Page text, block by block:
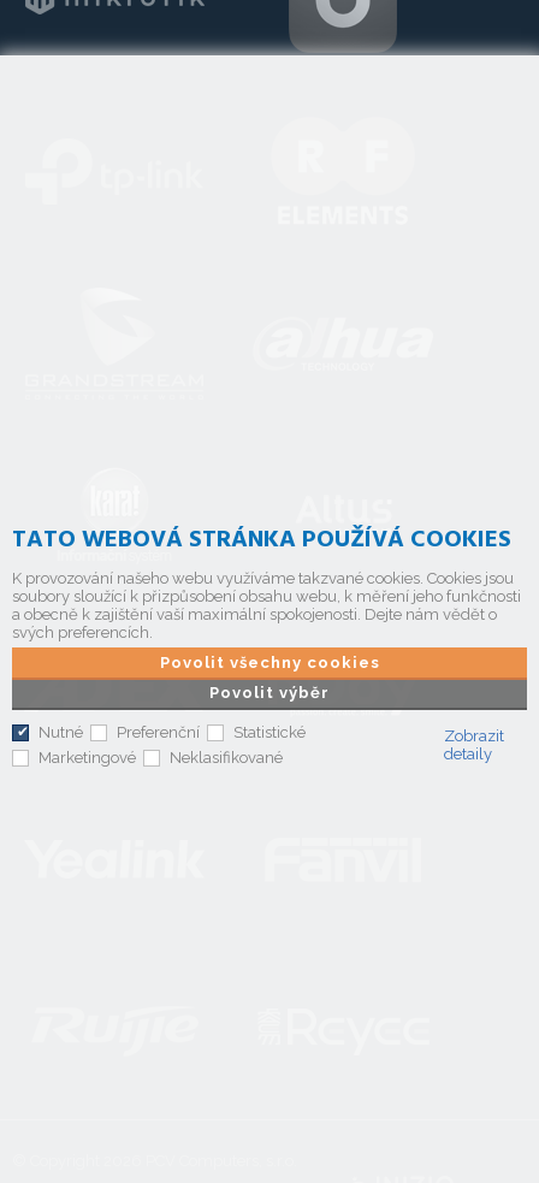
TATO WEBOVÁ STRÁNKA POUŽÍVÁ COOKIES
K provozování našeho webu využíváme takzvané cookies. Cookies jsou
soubory sloužící k přizpůsobení obsahu webu, k měření jeho funkčnosti
a obecně k zajištění vaší maximální spokojenosti. Dejte nám vědět o
svých preferencích.
Povolit výběr
Povolit všechny cookies
Nutné Preferenční
Statistické
Marketingové
Neklasifikované
Zobrazit
detaily